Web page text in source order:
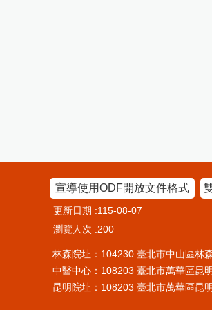
宣導使用ODF開放文件格式
更新日期
115-08-07
瀏覽人次
200
林森院址：104230 臺北市中山區林
中醫中心：108203 臺北市萬華區昆
昆明院址：108203 臺北市萬華區昆